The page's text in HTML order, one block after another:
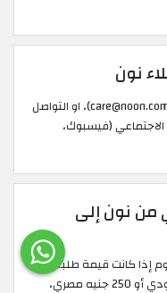
نون
يمكنك ارسال رسالة عبر البريد الإلكتروني (care@noon.com)، او التواصل
(فيسبوك،
نون إلى
إذا كانت قيمة طلبك
تساوي 100 درهم اماراتي أو 200 ريال سعودي أو 250 جنيه مصري،